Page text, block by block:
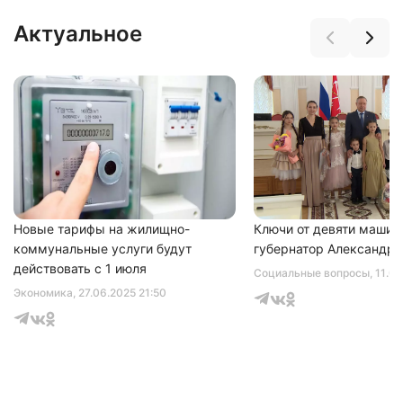
Актуальное
Экономика, 27.06.2025 21:50
Новые тарифы на жилищно-
коммунальные услуги будут
действовать с 1 июля
Социальные вопросы,
Ключи от девяти машин
губернатор Александр
Нажимая на кнопку "Отправить" вы
соглашаетесь с
политикой конфиденциальности